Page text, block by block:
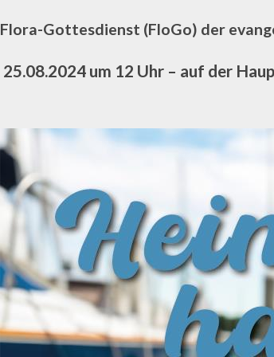
Flora-Gottesdienst (FloGo) der
25.08.2024 um 12 Uhr – auf der